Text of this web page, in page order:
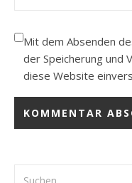
Mit dem Absenden
der Speicherung und
diese Website